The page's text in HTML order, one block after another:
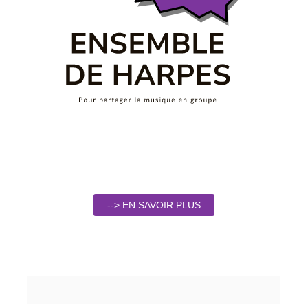
--> EN SAVOIR PLUS